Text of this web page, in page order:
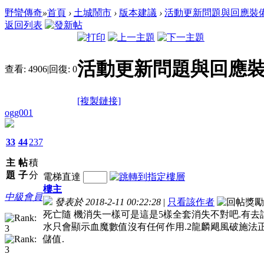
野蠻傳奇»首頁 › 土城鬧市 › 版本建議 › 活動更新問題與回應裝
返回列表
查看: 4906|回復: 0活動更新問題與回應
[複製鏈接]
ogg001
33
主
題
44
帖
子
237
積
分
中級會員
電梯直達
樓主
發表於 2018-2-11 00:22:28 | 只看該作者
死亡隨 機消失一樣可是這是5樣全套消失不對吧.有
水只會顯示血魔數值沒有任何作用.2龍麟飓風破施
儲值.